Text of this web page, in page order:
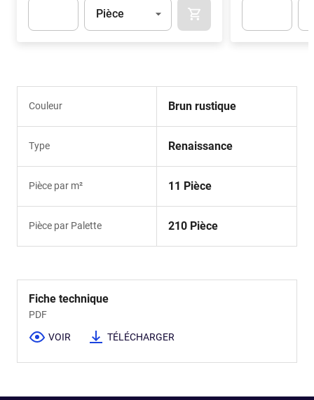
Unité
Pièce AJOUTER AU PANIER
Couleur Brun rustique
Type Renaissance
Pièce par m² 11 Pièce
Pièce par Palette 210 Pièce
Fiche technique
PDF
VOIR TÉLÉCHARGER